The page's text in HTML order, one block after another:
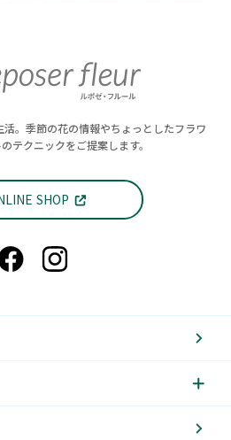
。季節の花の情報やちょっとしたフラワ
テクニックをご提案します。
SHOP